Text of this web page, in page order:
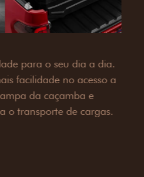
desafio. O Pack
de reboque para até 3,5
para-lamas e overbumper,
de reboque, proteção
qualquer terreno com